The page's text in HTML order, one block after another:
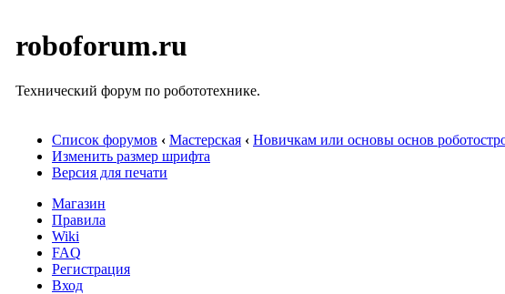
roboforum.ru
Технический форум по робототехнике.
Список форумов ‹ Мастерская ‹ Новичкам или основы основ
Изменить размер шрифта
Версия для печати
Магазин
Правила
Wiki
FAQ
Регистрация
Вход